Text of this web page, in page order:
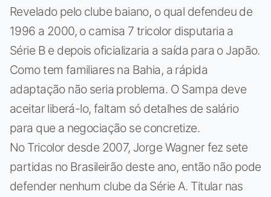
Revelado pelo clube baiano, o qual defendeu de
1996 a 2000, o camisa 7 tricolor disputaria a
Série B e depois oficializaria a saída para o Japão.
Como tem familiares na Bahia, a rápida
adaptação não seria problema. O Sampa deve
aceitar liberá-lo, faltam só detalhes de salário
para que a negociação se concretize.
No Tricolor desde 2007, Jorge Wagner fez sete
partidas no Brasileirão deste ano, então não pode
defender nenhum clube da Série A. Titular nas